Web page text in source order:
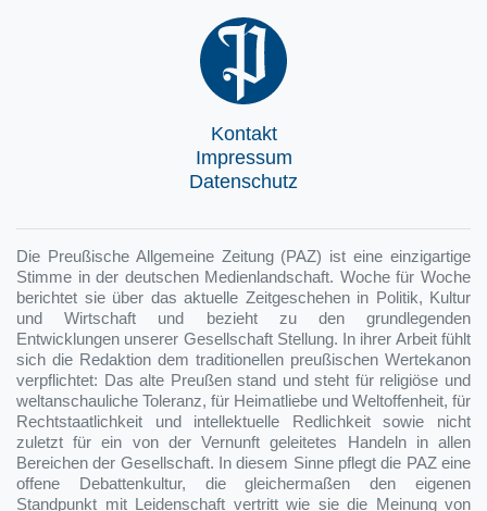
Kontakt
Impressum
Datenschutz
Die Preußische Allgemeine Zeitung (PAZ) ist eine einzigartige
Stimme in der deutschen Medienlandschaft. Woche für Woche
berichtet sie über das aktuelle Zeitgeschehen in Politik, Kultur
und Wirtschaft und bezieht zu den grundlegenden
Entwicklungen unserer Gesellschaft Stellung. In ihrer Arbeit fühlt
sich die Redaktion dem traditionellen preußischen Wertekanon
verpflichtet: Das alte Preußen stand und steht für religiöse und
weltanschauliche Toleranz, für Heimatliebe und Weltoffenheit, für
Rechtstaatlichkeit und intellektuelle Redlichkeit sowie nicht
zuletzt für ein von der Vernunft geleitetes Handeln in allen
Bereichen der Gesellschaft. In diesem Sinne pflegt die PAZ eine
offene Debattenkultur, die gleichermaßen den eigenen
Standpunkt mit Leidenschaft vertritt wie sie die Meinung von